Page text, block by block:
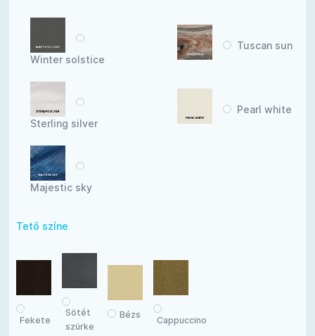
Winter solstice
Tuscan sun
Sterling silver
Pearl white
Majestic sky
Tető színe
Fekete
Sötét
szürke
Bézs Cappuccino